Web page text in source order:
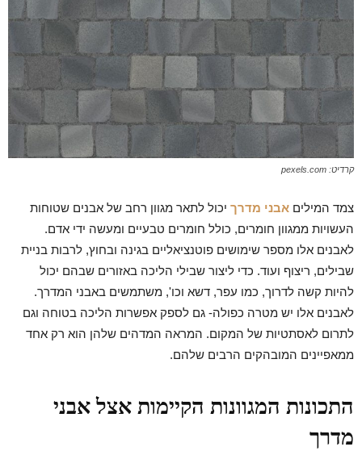
קרדיט: pexels.com
צמד המילים אבני מדרך יכול לתאר מגוון רחב של אבנים שטוחות
העשויות ממגוון חומרים, כולל חומרים טבעיים ומעשה ידי אדם.
לאבנים אלו מספר שימושים פוטנציאליים בגינה ובחוץ, לרבות בניית
שבילים, ריצוף ועוד. כדי ליצור שבילי הליכה באזורים שבהם יכול
להיות קשה לדרוך, כמו עפר, דשא וכו', משתמשים באבני המדרך.
לאבנים אלו יש מטרה כפולה- גם לספק אפשרות הליכה בטוחה וגם
לתרום לאסתטיות של המקום. המראה המדהים שלהן הוא רק אחד
ממאפיינים המובהקים הרבים שלהם.
התכונות המגוונות הקיימות אצל אבני
מדרך